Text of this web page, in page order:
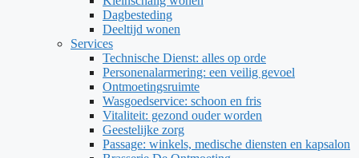
Dagbesteding
Deeltijd wonen
Services
Technische Dienst: alles op orde
Personenalarmering: een veilig gevoel
Ontmoetingsruimte
Wasgoedservice: schoon en fris
Vitaliteit: gezond ouder worden
Geestelijke zorg
Passage: winkels, medische diensten en kapsalon